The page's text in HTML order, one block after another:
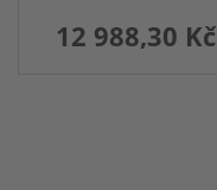
12 988,30 Kč